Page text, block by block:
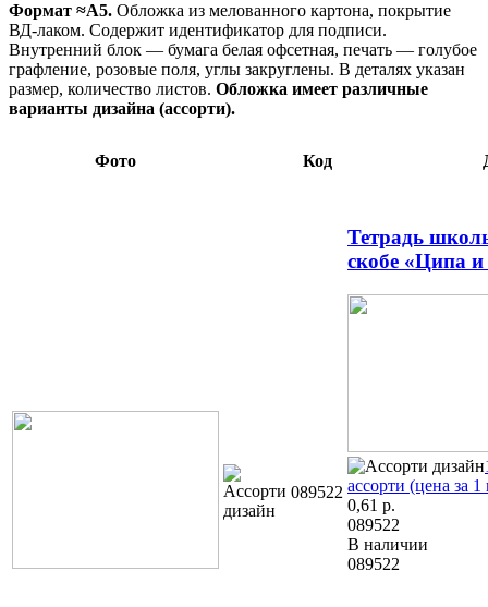
Формат ≈А5. Обложка из мелованного картона, покрытие
ВД-лаком. Содержит идентификатор для подписи.
Внутренний блок — бумага белая офсетная, печать — голубое
графление, розовые поля, углы закруглены. В деталях указан
размер, количество листов. Обложка имеет различные
варианты дизайна (ассорти).
Фото Код
089522
Тетрадь
скобе «Ципа
ассорти (цена за 1
0,61 р.
089522
В наличии
089522